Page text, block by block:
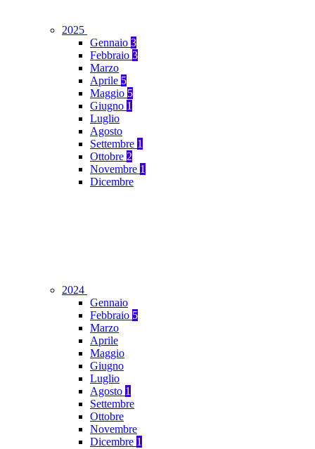
2025
Gennaio 3
Febbraio 3
Marzo
Aprile 5
Maggio 5
Giugno 1
Luglio
Agosto
Settembre 1
Ottobre 2
Novembre 1
Dicembre
2024
Gennaio
Febbraio 5
Marzo
Aprile
Maggio
Giugno
Luglio
Agosto 1
Settembre
Ottobre
Novembre
Dicembre 1